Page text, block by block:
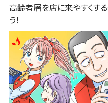
高齢者層を店に来やすくす
う！